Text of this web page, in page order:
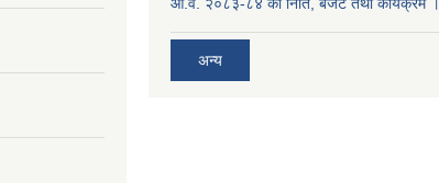
अन्य